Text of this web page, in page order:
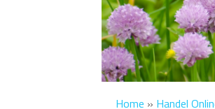
Home » Handel